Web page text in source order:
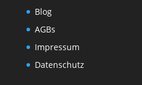
Blog
AGBs
Impressum
Datenschutz